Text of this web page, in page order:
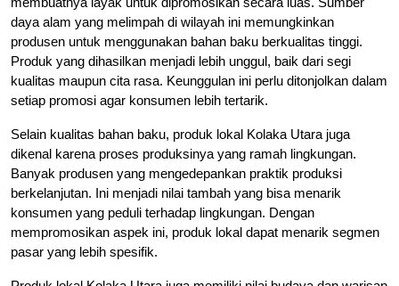
daya alam yang melimpah di wilayah ini memungkinkan
produsen untuk menggunakan bahan baku berkualitas tinggi.
Produk yang dihasilkan menjadi lebih unggul, baik dari segi
kualitas maupun cita rasa. Keunggulan ini perlu ditonjolkan dalam
setiap promosi agar konsumen lebih tertarik.
Selain kualitas bahan baku, produk lokal Kolaka Utara juga
dikenal karena proses produksinya yang ramah lingkungan.
Banyak produsen yang mengedepankan praktik produksi
berkelanjutan. Ini menjadi nilai tambah yang bisa menarik
konsumen yang peduli terhadap lingkungan. Dengan
mempromosikan aspek ini, produk lokal dapat menarik segmen
pasar yang lebih spesifik.